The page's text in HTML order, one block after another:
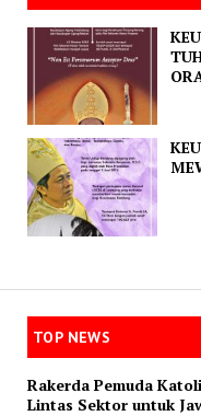
TOP NEWS
Rakerda Pemuda
Lintas Sektor untuk